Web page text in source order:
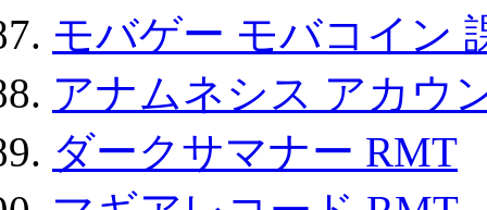
モバゲー モバコイン
アナムネシス アカウ
ダークサマナー RMT